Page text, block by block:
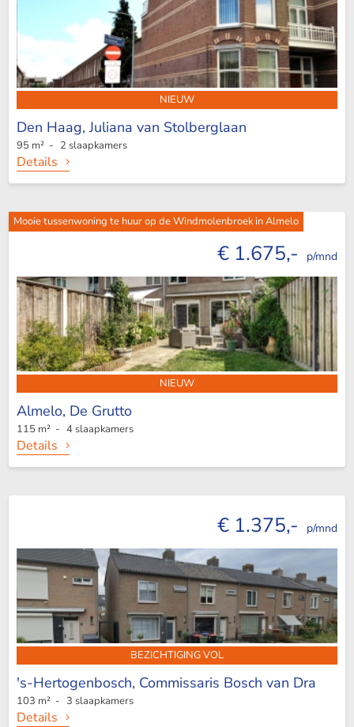
NIEUW
Den Haag,Juliana van Stolberglaan
95 m² - 2 slaapkamers
Details
Mooie tussenwoning te huur op de Windmolenbroek in Almelo
€ 1.675,- p/mnd
NIEUW
Almelo, De Grutto
115 m² - 4 slaapkamers
Details
€ 1.375,- p/mnd
BEZICHTIGING VOL
's-Hertogenbosch, Commissaris Bosch van Dra
103 m² - 3 slaapkamers
Details